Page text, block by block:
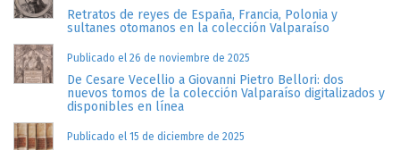
Retratos de reyes de España, Francia, Polonia y
sultanes otomanos en la colección Valparaíso
Publicado el 26 de noviembre de 2025
De Cesare Vecellio a Giovanni Pietro Bellori: dos
nuevos tomos de la colección Valparaíso digitalizados y
disponibles en línea
Publicado el 15 de diciembre de 2025